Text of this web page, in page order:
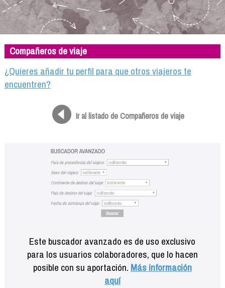
Blog
Viaja con nosotros
Camino solidario
Libros
Compañeros de viaje
Compañeros de viaje
¿Quieres añadir tu perfil para que otros viajeros te
encuentren?
Ir al listado de Compañeros de viaje
Este buscador avanzado es de uso exclusivo
para los usuarios colaboradores, que lo hacen
posible con su aportación. Más información
aquí